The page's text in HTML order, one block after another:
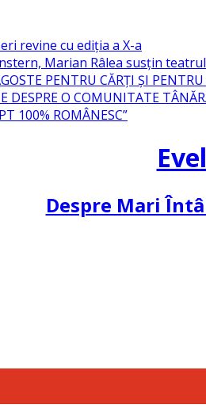
revine cu ediția a X-a
Marian Râlea susțin
PENTRU CĂRȚI ȘI
DESPRE O COMUNITATE
100% ROMÂNESC”
Despre Mari